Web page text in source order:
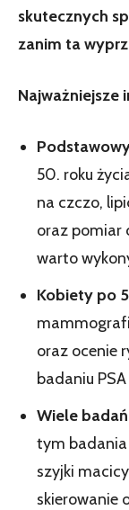
skutecznych
zanim ta
Najważniejsze
50. roku
na czczo,
oraz pomiar
warto
Kobiety po
oraz ocenie
badaniu
Wiele
tym badania
szyjki
skierowanie